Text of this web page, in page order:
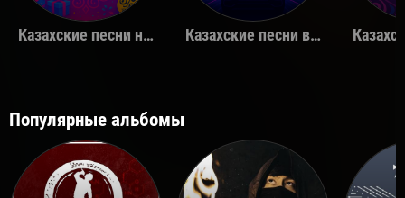
Казахские песни на день рождения Казахские песни в машину
Популярные альбомы